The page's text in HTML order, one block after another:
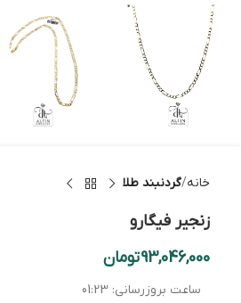
خانه گردنبند طلا
زنجیر فیگارو
93,046,000تومان
ساعت بروزرسانی: 01:23